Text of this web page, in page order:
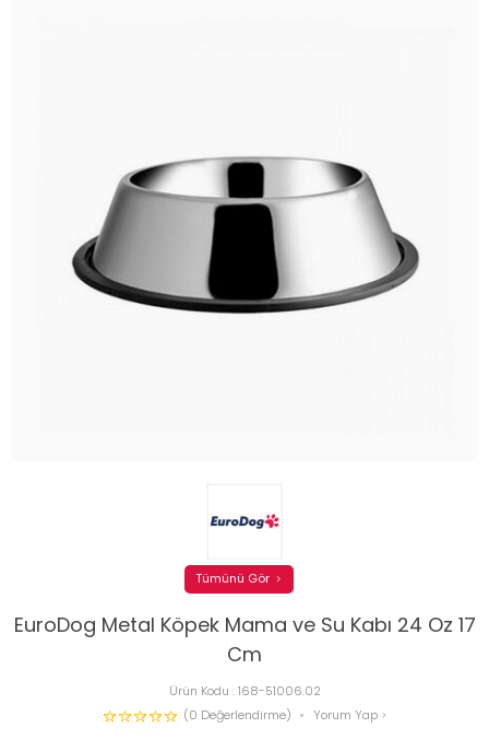
EuroDog Metal Köpek Mama ve Su Kabı 24 Oz 17
Cm
Ürün Kodu :168-51006.02
(0 Değerlendirme)
Yorum Yap
Tümünü Gör